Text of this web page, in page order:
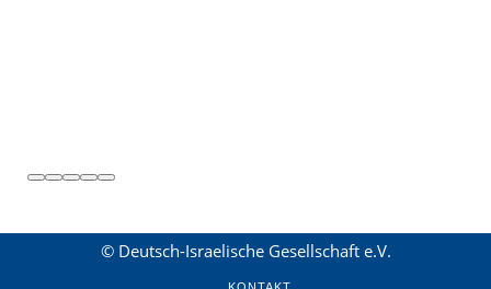
© Deutsch-Israelische Gesellschaft e.V.